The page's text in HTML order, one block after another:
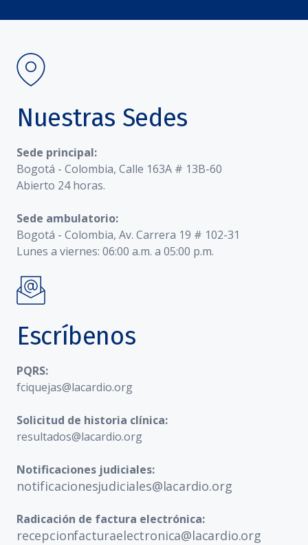
Nuestras Sedes
Sede principal:
Bogotá - Colombia, Calle 163A # 13B-60
Abierto 24 horas.
Sede ambulatorio:
Bogotá - Colombia, Av. Carrera 19 # 102-31
Lunes a viernes: 06:00 a.m. a 05:00 p.m.
Escríbenos
PQRS:
fciquejas@lacardio.org
Solicitud de historia clínica:
resultados@lacardio.org
Notificaciones judiciales:
notificacionesjudiciales@lacardio.org
Radicación de factura electrónica:
recepcionfacturaelectronica@lacardio.org